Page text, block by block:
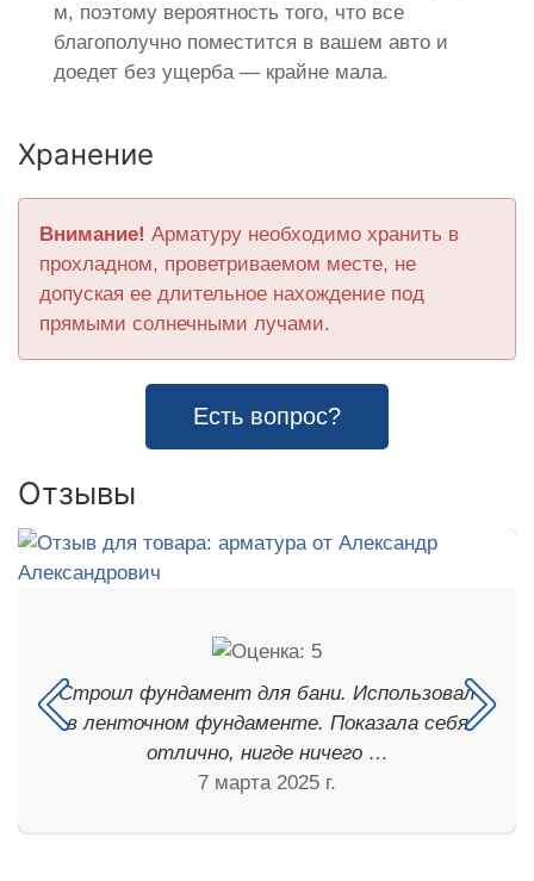
м, поэтому вероятность того, что все
благополучно поместится в вашем авто и
доедет без ущерба — крайне мала.
Хранение
Внимание! Арматуру необходимо хранить в
прохладном, проветриваемом месте, не
допуская ее длительное нахождение под
прямыми солнечными лучами.
Есть вопрос?
Отзывы
Строил фундамент для бани. Использовал
в ленточном фундаменте. Показала себя
отлично, нигде ничего …
7 марта 2025 г.